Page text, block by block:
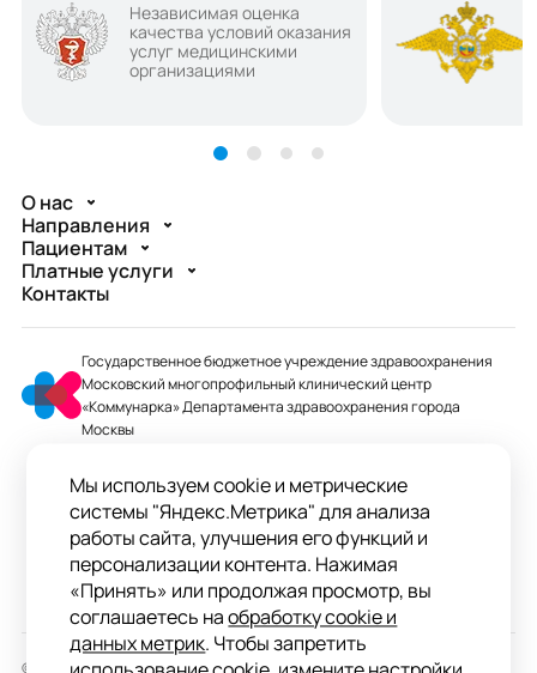
Независимая оценка
качества условий оказания
услуг медицинскими
организациями
О нас
Направления
Пациентам
Платные услуги
Контакты
Государственное бюджетное учреждение здравоохранения
Московский многопрофильный клинический центр
«Коммунарка» Департамента здравоохранения города
Москвы
+7 495 744-07-03
Колл-центр работает до 20:00
ул. Сосенский Стан, д. 8, п. Коммунарка
вн.тер.г. поселение Сосенское, Москва
© 2026 ГБУЗ «ММКЦ «Коммунарка» ДЗМ»
Мы используем cookie и метрические
системы "Яндекс.Метрика" для анализа
работы сайта, улучшения его функций и
персонализации контента. Нажимая
«Принять» или продолжая просмотр, вы
соглашаетесь наобработку cookie и
данных метрик. Чтобы запретить